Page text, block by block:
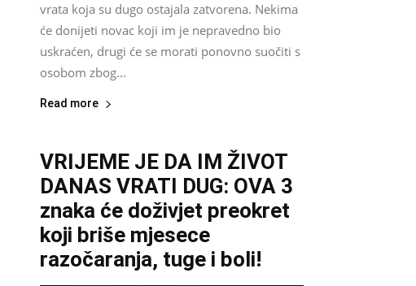
vrata koja su dugo ostajala zatvorena. Nekima
će donijeti novac koji im je nepravedno bio
uskraćen, drugi će se morati ponovno suočiti s
osobom zbog...
Read more
VRIJEME JE DA IM ŽIVOT
DANAS VRATI DUG: OVA 3
znaka će doživjet preokret
koji briše mjesece
razočaranja, tuge i boli!